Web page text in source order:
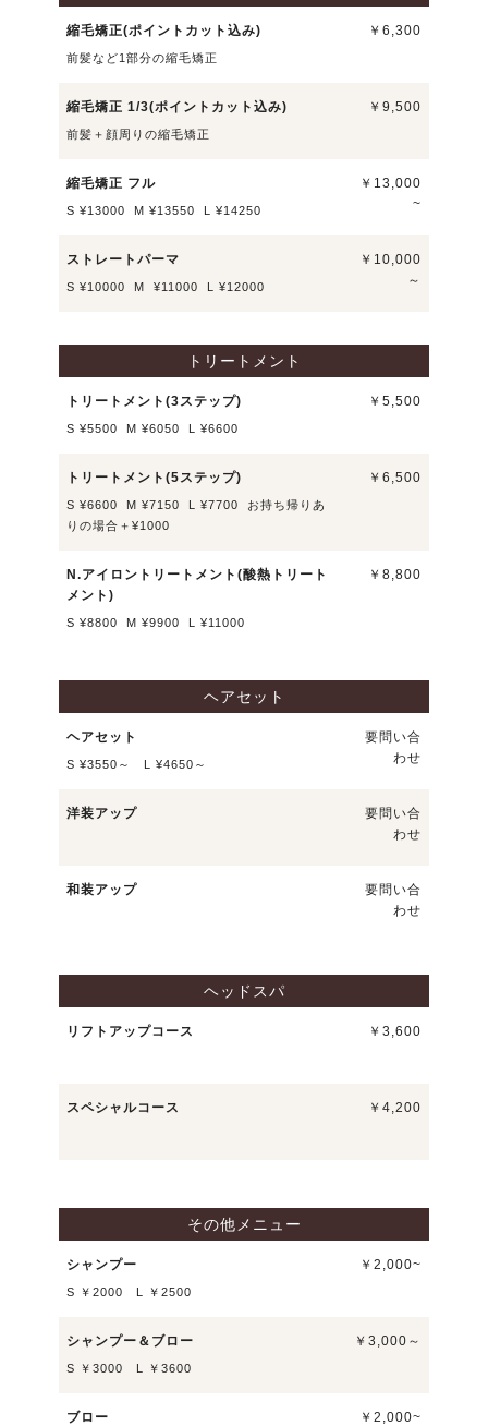
縮毛矯正(ポイントカット込み)
前髪など1部分の縮毛矯正
￥6,300
縮毛矯正 1/3(ポイントカット込み)
前髪＋顔周りの縮毛矯正
￥9,500
縮毛矯正 フル
S ¥13000 M ¥13550 L ¥14250
￥13,000
~
ストレートパーマ
S ¥10000 M ¥11000 L ¥12000
￥10,000
～
トリートメント
トリートメント(3ステップ)
S ¥5500 M ¥6050 L ¥6600
￥5,500
トリートメント(5ステップ)
S ¥6600 M ¥7150 L ¥7700 お持ち帰りあ
りの場合＋¥1000
￥6,500
N.アイロントリートメント(酸熱トリート
メント)
S ¥8800 M ¥9900 L ¥11000
￥8,800
ヘアセット
ヘアセット
S ¥3550～ L ¥4650～
要問い合
わせ
洋装アップ
要問い合
わせ
和装アップ
要問い合
わせ
ヘッドスパ
リフトアップコース ￥3,600
スペシャルコース ￥4,200
その他メニュー
シャンプー
S ￥2000 L ￥2500
￥2,000~
シャンプー＆ブロー
S ￥3000 L ￥3600
￥3,000～
ブロー ￥2,000~